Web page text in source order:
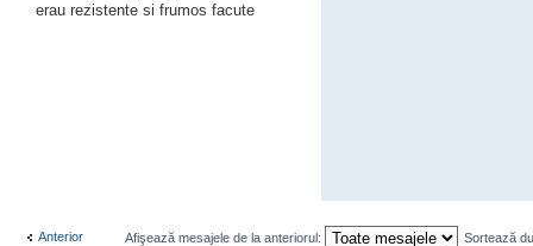
erau rezistente si frumos facute
Anterior Afişează mesajele de la anteriorul: Sortează